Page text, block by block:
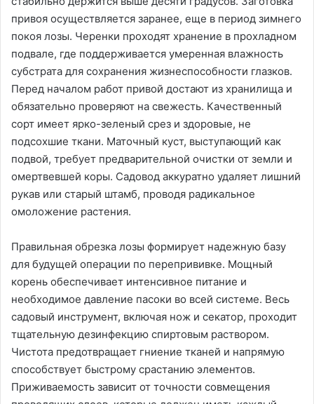
привоя осуществляется заранее, еще в период зимнего
покоя лозы. Черенки проходят хранение в прохладном
подвале, где поддерживается умеренная влажность
субстрата для сохранения жизнеспособности глазков.
Перед началом работ привой достают из хранилища и
обязательно проверяют на свежесть. Качественный
сорт имеет ярко-зеленый срез и здоровые, не
подсохшие ткани. Маточный куст, выступающий как
подвой, требует предварительной очистки от земли и
омертвевшей коры. Садовод аккуратно удаляет лишний
рукав или старый штамб, проводя радикальное
омоложение растения.
Правильная обрезка лозы формирует надежную базу
для будущей операции по перепрививке. Мощный
корень обеспечивает интенсивное питание и
необходимое давление пасоки во всей системе. Весь
садовый инструмент, включая нож и секатор, проходит
тщательную дезинфекцию спиртовым раствором.
Чистота предотвращает гниение тканей и напрямую
способствует быстрому срастанию элементов.
Приживаемость зависит от точности совмещения